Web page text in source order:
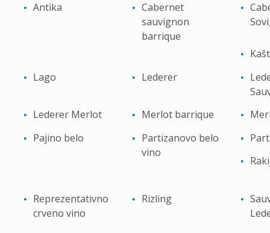
Antika
Cabernet
sauvignon
barrique
Lago
Lederer
Lederer Merlot
Merlot barrique
Pajino belo
Partizanovo belo
vino
Reprezentativno
crveno vino
Rizling